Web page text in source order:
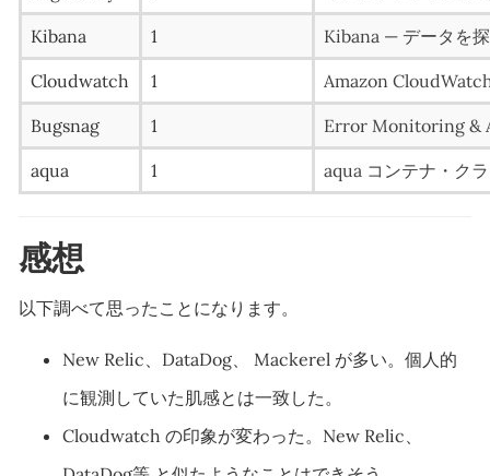
Kibana 1 Kibana — データを
Cloudwatch 1 Amazon
Bugsnag 1 Error Monitoring &
aqua 1 aqua コンテナ・ク
感想
以下調べて思ったことになります。
New Relic、DataDog、 Mackerel が多い。個人的
に観測していた肌感とは一致した。
Cloudwatch の印象が変わった。New Relic、